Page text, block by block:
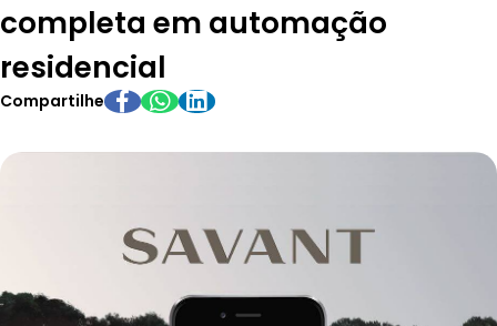
completa em automação
residencial
Compartilhe